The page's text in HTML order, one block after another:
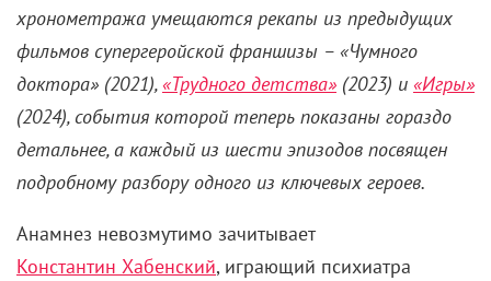
хронометража умещаются рекапы из предыдущих
фильмов супергеройской франшизы – «Чумного
доктора» (2021),«Трудного детства» (2023) и «Игры»
(2024), события которой теперь показаны гораздо
детальнее, а каждый из шести эпизодов посвящен
подробному разбору одного из ключевых героев.
Анамнез невозмутимо зачитывает
Константин Хабенский, играющий психиатра